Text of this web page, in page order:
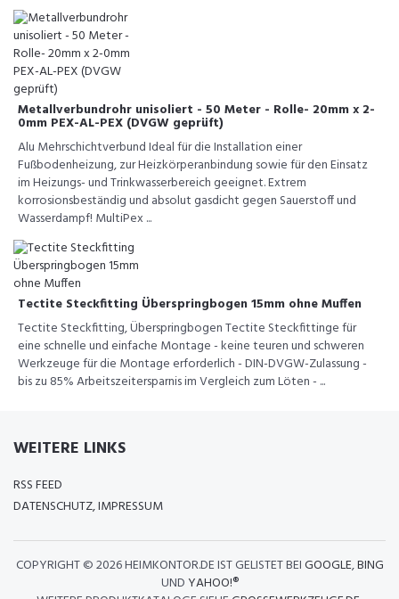
Metallverbundrohr unisoliert - 50 Meter - Rolle- 20mm x 2-
0mm PEX-AL-PEX (DVGW geprüft)
Alu Mehrschichtverbund Ideal für die Installation einer
Fußbodenheizung, zur Heizkörperanbindung sowie für den Einsatz
im Heizungs- und Trinkwasserbereich geeignet. Extrem
korrosionsbeständig und absolut gasdicht gegen Sauerstoff und
Wasserdampf! MultiPex ...
Tectite Steckfitting Überspringbogen 15mm ohne Muffen
Tectite Steckfitting, Überspringbogen Tectite Steckfittinge für
eine schnelle und einfache Montage - keine teuren und schweren
Werkzeuge für die Montage erforderlich - DIN-DVGW-Zulassung -
bis zu 85% Arbeitszeitersparnis im Vergleich zum Löten - ...
WEITERE LINKS
RSS FEED
DATENSCHUTZ, IMPRESSUM
COPYRIGHT ©2026 HEIMKONTOR.DE IST GELISTET BEIGOOGLE,BING
UND YAHOO!®